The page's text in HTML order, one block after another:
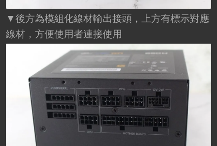
▼後方為模組化線材輸出接頭，上方有標示對應
線材，方便使用者連接使用